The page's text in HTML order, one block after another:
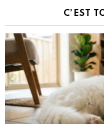
C’EST